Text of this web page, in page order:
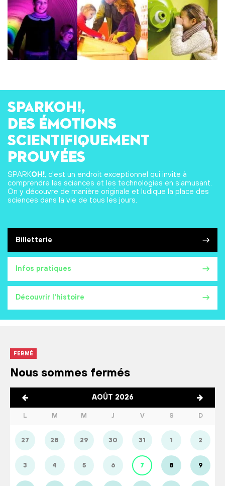
Billetterie
Infos pratiques
Découvrir l'histoire
SPARKOH!,
des émotions
scientifiquement
prouvées
SPARKOH!, c'est un endroit exceptionnel qui invite à
comprendre les sciences et les technologies en s'amusant.
On y découvre de manière originale et ludique la place des
sciences dans la vie de tous les jours.
FERMÉ
Nous sommes fermés
AOÛT 2026
L M M J V S D
27 28 29 30 31 1 2
3 4 5 6 7 8 9